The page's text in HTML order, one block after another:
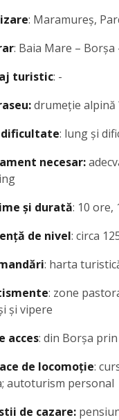
: Maramureș,
: Baia Mare – Borșa
turistic: -
drumeție alpină
dificultate: lung și
necesar:
și durată: 10 ore,
de nivel: circa
: harta
: zone
și vipere
acces: din Borșa
de locomoție:
autoturism personal
de cazare: